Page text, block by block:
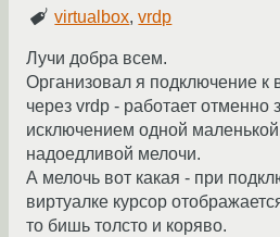
virtualbox,vrdp
Лучи добра всем.
Организовал я подключение к
через vrdp - работает отменно
исключением одной
надоедливой мелочи.
А мелочь вот какая - при
виртуалке курсор
то бишь толсто и коряво.